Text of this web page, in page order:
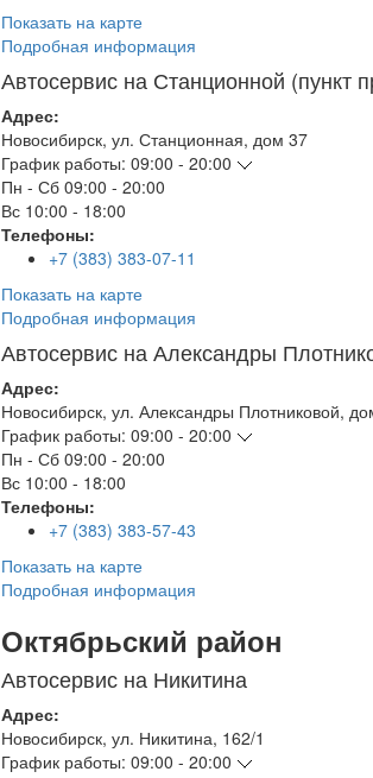
Показать на карте
Подробная информация
Автосервис на Станционной (пункт
Адрес:
Новосибирск, ул. Станционная, дом 37
График работы: 09:00 - 20:00
Пн - Сб 09:00 - 20:00
Вс 10:00 - 18:00
Телефоны:
+7 (383) 383-07-11
Показать на карте
Подробная информация
Автосервис на Александры
Адрес:
Новосибирск, ул. Александры Плотниковой,
График работы: 09:00 - 20:00
Пн - Сб 09:00 - 20:00
Вс 10:00 - 18:00
Телефоны:
+7 (383) 383-57-43
Показать на карте
Подробная информация
Октябрьский район
Автосервис на Никитина
Адрес:
Новосибирск, ул. Никитина, 162/1
График работы: 09:00 - 20:00